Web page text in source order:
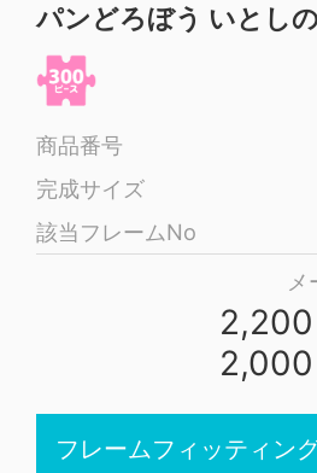
パンどろぼう いとし
商品番号
完成サイズ
該当フレームNo
2,200
2,000
フレームフィッティン